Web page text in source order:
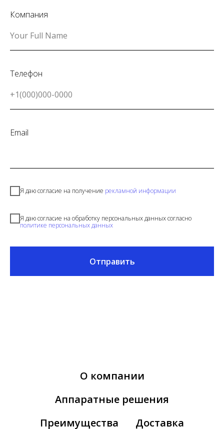
Компания
Your Full Name
Телефон
+1(000)000-0000
Email
Я даю согласие на получение рекламной информации
Я даю согласие на обработку персональных данных согласно
политике персональных данных
Отправить
О компании
Аппаратные решения
Преимущества
Доставка